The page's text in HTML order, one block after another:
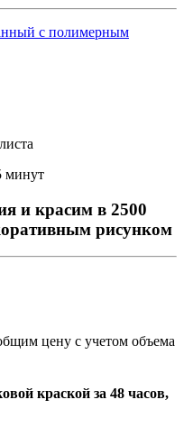
с полимерным
минут
и красим в 2500
рисунком
цену с учетом объема
краской за 48 часов,